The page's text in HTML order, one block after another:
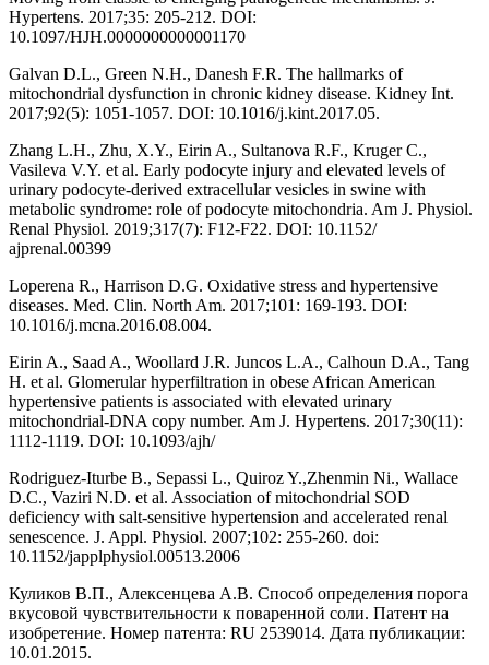
Hypertens. 2017;35: 205-212. DOI:
10.1097/HJH.0000000000001170
Galvan D.L., Green N.H., Danesh F.R. The hallmarks of
mitochondrial dysfunction in chronic kidney disease. Kidney Int.
2017;92(5): 1051-1057. DOI: 10.1016/j.kint.2017.05.
Zhang L.H., Zhu, X.Y., Eirin A., Sultanova R.F., Kruger C.,
Vasileva V.Y. et al. Early podocyte injury and elevated levels of
urinary podocyte-derived extracellular vesicles in swine with
metabolic syndrome: role of podocyte mitochondria. Am J. Physiol.
Renal Physiol. 2019;317(7): F12-F22. DOI: 10.1152/
ajprenal.00399
Loperena R., Harrison D.G. Oxidative stress and hypertensive
diseases. Med. Clin. North Am. 2017;101: 169-193. DOI:
10.1016/j.mcna.2016.08.004.
Eirin A., Saad A., Woollard J.R. Juncos L.A., Calhoun D.A., Tang
H. et al. Glomerular hyperfiltration in obese African American
hypertensive patients is associated with elevated urinary
mitochondrial-DNA copy number. Am J. Hypertens. 2017;30(11):
1112-1119. DOI: 10.1093/ajh/
Rodriguez-Iturbe B., Sepassi L., Quiroz Y.,Zhenmin Ni., Wallace
D.C., Vaziri N.D. et al. Association of mitochondrial SOD
deficiency with salt-sensitive hypertension and accelerated renal
senescence. J. Appl. Physiol. 2007;102: 255-260. doi:
10.1152/japplphysiol.00513.2006
Куликов В.П., Алексенцева А.В. Способ определения порога
вкусовой чувствительности к поваренной соли. Патент на
изобретение. Номер патента: RU 2539014. Дата публикации:
10.01.2015.